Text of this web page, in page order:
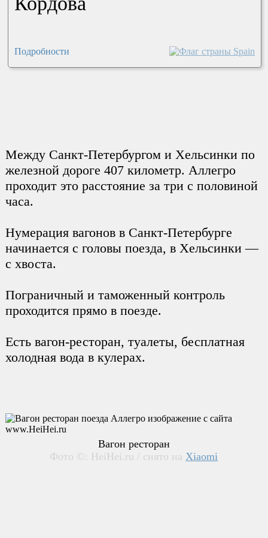
Подробности
Между Санкт-Петербургом и Хельсинки по
железной дороге 407 километр. Аллегро
проходит это расстояние за три с половиной
часа.
Нумерация вагонов в Санкт-Петербурге
начинается с головы поезда, в Хельсинки —
с хвоста.
Пограничный и таможенный контроль
проходится прямо в поезде.
Есть вагон-ресторан, туалеты, бесплатная
холодная вода в кулерах.
Вагон ресторан
Фото ©: HeiHei.ru / снято на Xiaomi